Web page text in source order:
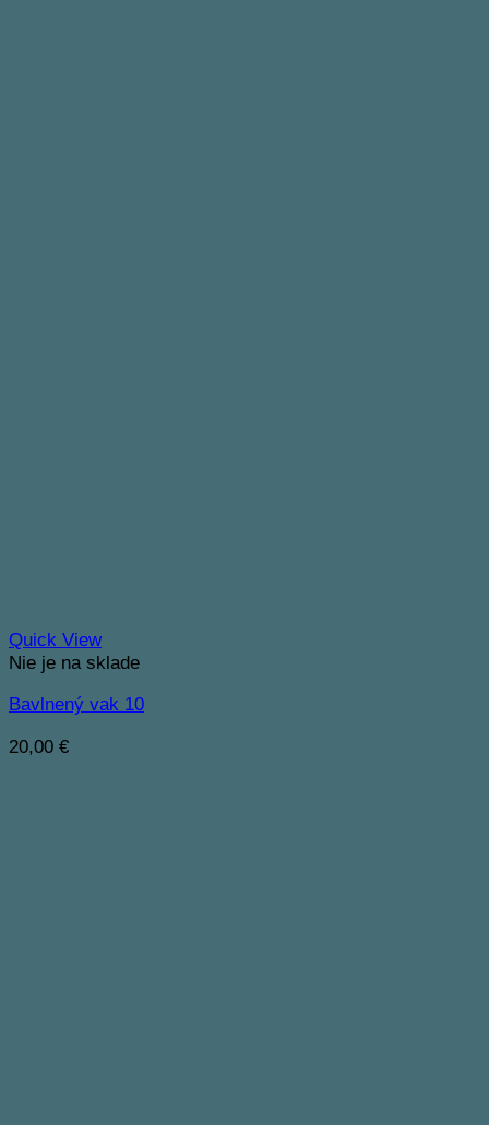
Quick View
Nie je na sklade
Bavlnený vak 10
20,00 €